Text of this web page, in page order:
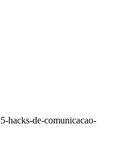
hacks-de-comunicacao-